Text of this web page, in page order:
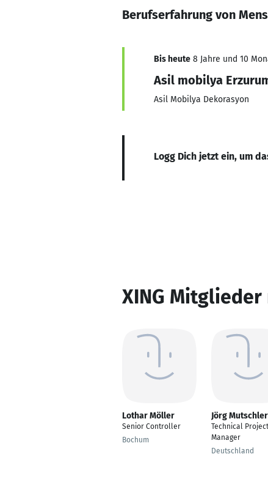
Berufserfahrung von
Bis heute 8 Jahre und 10
Asil mobilya
Asil Mobilya Dekorasyon
Logg Dich jetzt ein, um
XING
Lothar Möller
Senior Controller
Bochum
Jörg Mutschler
Technical Project
Manager
Deutschland